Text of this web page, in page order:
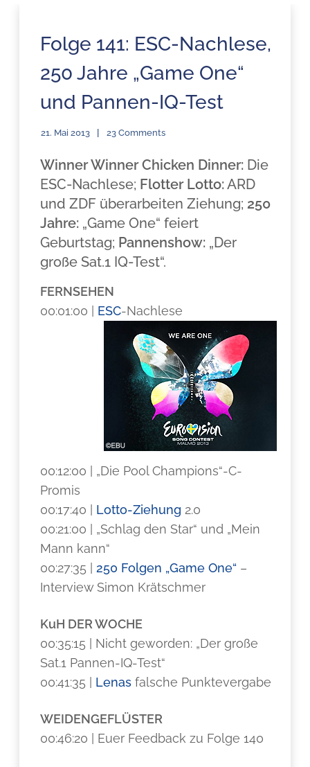
Folge 141: ESC-Nachlese,
250 Jahre „Game One“
und Pannen-IQ-Test
21. Mai 2013 23 Comments
Winner Winner Chicken Dinner: Die
ESC-Nachlese; Flotter Lotto: ARD
und ZDF überarbeiten Ziehung;250
Jahre: „Game One“ feiert
Geburtstag; Pannenshow: „Der
große Sat.1 IQ-Test“.
FERNSEHEN
00:01:00 | ESC-Nachlese
00:12:00 | „Die Pool Champions“-C-
Promis
00:17:40 | Lotto-Ziehung 2.0
00:21:00 | „Schlag den Star“ und „Mein
Mann kann“
00:27:35 | 250 Folgen „Game One“ –
Interview Simon Krätschmer
KuH DER WOCHE
00:35:15 | Nicht geworden: „Der große
Sat.1 Pannen-IQ-Test“
00:41:35 | Lenas falsche Punktevergabe
WEIDENGEFLÜSTER
00:46:20 | Euer Feedback zu Folge 140